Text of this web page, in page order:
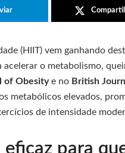
(HIIT) vem ganhando
o metabolismo,
of Obesitye no British
metabólicos elevados,
de intensidade
para